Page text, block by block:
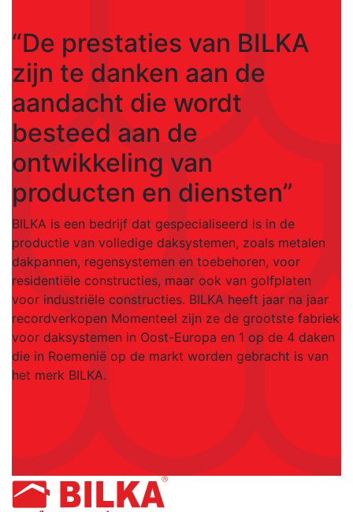
“De prestaties van BILKA
zijn te danken aan de
aandacht die wordt
besteed aan de
ontwikkeling van
producten en diensten”
BILKA is een bedrijf dat gespecialiseerd is in de
productie van volledige daksystemen, zoals metalen
dakpannen, regensystemen en toebehoren, voor
residentiële constructies, maar ook van golfplaten
voor industriële constructies. BILKA heeft jaar na jaar
recordverkopen Momenteel zijn ze de grootste fabriek
voor daksystemen in Oost-Europa en 1 op de 4 daken
die in Roemenië op de markt worden gebracht is van
het merk BILKA.